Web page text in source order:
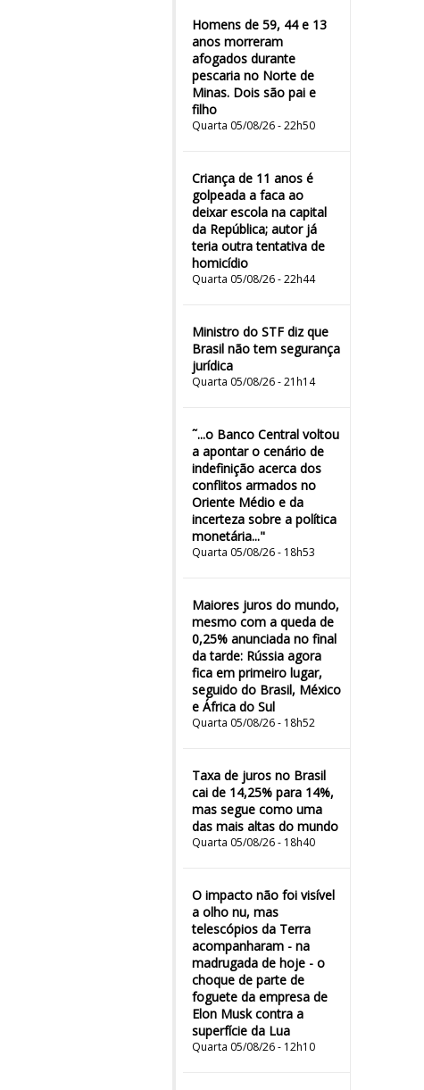
Homens de 59, 44 e 13
anos morreram
afogados durante
pescaria no Norte de
Minas. Dois são pai e
filho
Quarta 05/08/26 - 22h50
Criança de 11 anos é
golpeada a faca ao
deixar escola na capital
da República; autor já
teria outra tentativa de
homicídio
Quarta 05/08/26 - 22h44
Ministro do STF diz que
Brasil não tem segurança
jurídica
Quarta 05/08/26 - 21h14
˜...o Banco Central voltou
a apontar o cenário de
indefinição acerca dos
conflitos armados no
Oriente Médio e da
incerteza sobre a política
monetária..."
Quarta 05/08/26 - 18h53
Maiores juros do mundo,
mesmo com a queda de
0,25% anunciada no final
da tarde: Rússia agora
fica em primeiro lugar,
seguido do Brasil, México
e África do Sul
Quarta 05/08/26 - 18h52
Taxa de juros no Brasil
cai de 14,25% para 14%,
mas segue como uma
das mais altas do mundo
Quarta 05/08/26 - 18h40
O impacto não foi visível
a olho nu, mas
telescópios da Terra
acompanharam - na
madrugada de hoje - o
choque de parte de
foguete da empresa de
Elon Musk contra a
superfície da Lua
Quarta 05/08/26 - 12h10